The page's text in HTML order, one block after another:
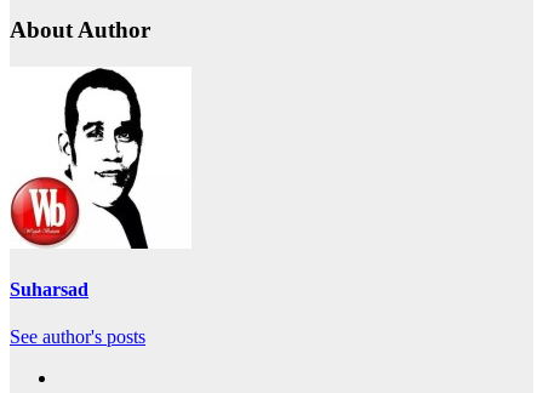
About Author
Suharsad
See author's posts